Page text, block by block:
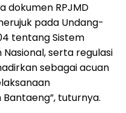
dokumen RPJMD
pada Undang-
tentang Sistem
serta regulasi
sebagai acuan
tuturnya.